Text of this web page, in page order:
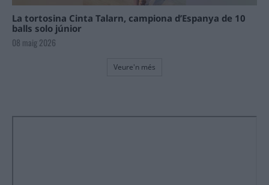
La tortosina Cinta Talarn, campiona d’Espanya de 10
balls solo júnior
08 maig 2026
Veure'n més